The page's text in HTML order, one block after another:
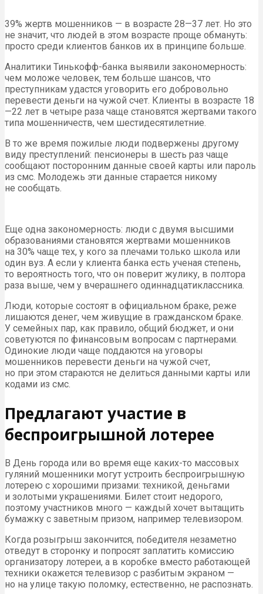
39% жертв мошенников — в возрасте 28—37 лет. Но это
не значит, что людей в этом возрасте проще обмануть:
просто среди клиентов банков их в принципе больше.
Аналитики Тинькофф-банка выявили закономерность:
чем моложе человек, тем больше шансов, что
преступникам удастся уговорить его добровольно
перевести деньги на чужой счет. Клиенты в возрасте 18
—22 лет в четыре раза чаще становятся жертвами такого
типа мошенничеств, чем шестидесятилетние.
В то же время пожилые люди подвержены другому
виду преступлений: пенсионеры в шесть раз чаще
сообщают посторонним данные своей карты или пароль
из смс. Молодежь эти данные старается никому
не сообщать.
Еще одна закономерность: люди с двумя высшими
образованиями становятся жертвами мошенников
на 30% чаще тех, у кого за плечами только школа или
один вуз. А если у клиента банка есть ученая степень,
то вероятность того, что он поверит жулику, в полтора
раза выше, чем у вчерашнего одиннадцатиклассника.
Люди, которые состоят в официальном браке, реже
лишаются денег, чем живущие в гражданском браке.
У семейных пар, как правило, общий бюджет, и они
советуются по финансовым вопросам с партнерами.
Одинокие люди чаще поддаются на уговоры
мошенников перевести деньги на чужой счет,
но при этом стараются не делиться данными карты или
кодами из смс.
Предлагают участие в
беспроигрышной лотерее
В День города или во время еще каких-то массовых
гуляний мошенники могут устроить беспроигрышную
лотерею с хорошими призами: техникой, деньгами
и золотыми украшениями. Билет стоит недорого,
поэтому участников много — каждый хочет вытащить
бумажку с заветным призом, например телевизором.
Когда розыгрыш закончится, победителя незаметно
отведут в сторонку и попросят заплатить комиссию
организатору лотереи, а в коробке вместо работающей
техники окажется телевизор с разбитым экраном —
но на улице такую поломку, естественно, не распознать.